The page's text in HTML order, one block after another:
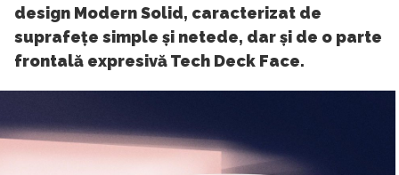
design Modern Solid, caracterizat de
suprafețe simple și netede, dar și de o parte
frontală expresivă Tech Deck Face.